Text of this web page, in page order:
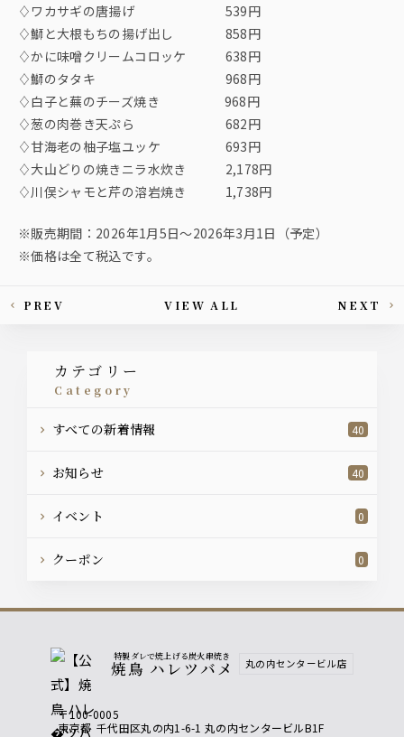
♢ワカサギの唐揚げ 539円
♢鰤と大根もちの揚げ出し 858円
♢かに味噌クリームコロッケ 638円
♢鰤のタタキ 968円
♢白子と蕪のチーズ焼き 968円
♢葱の肉巻き天ぷら 682円
♢甘海老の柚子塩ユッケ 693円
♢大山どりの焼きニラ水炊き 2,178円
♢川俣シャモと芹の溶岩焼き 1,738円
※販売期間：2026年1月5日〜2026年3月1日（予定）
※価格は全て税込です。
This article's paging
PREV VIEW ALL NEXT
カテゴリー
category
すべての新着情報 40
お知らせ 40
イベント 0
クーポン 0
特製ダレで焼上げる炭火串焼き
焼鳥 ハレツバメ 丸の内センタービル店
〒100-0005
東京都 千代田区丸の内1-6-1 丸の内センタービルB1F